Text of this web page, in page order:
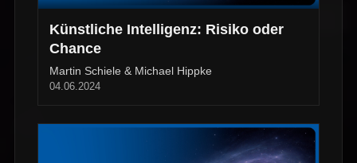
Künstliche Intelligenz: Risiko oder
Chance
Martin Schiele & Michael Hippke
04.06.2024